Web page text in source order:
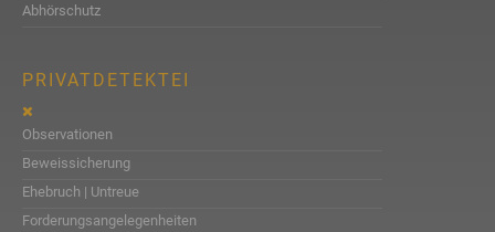
Abhörschutz
PRIVATDETEKTEI
Observationen
Beweissicherung
Ehebruch | Untreue
Forderungsangelegenheiten